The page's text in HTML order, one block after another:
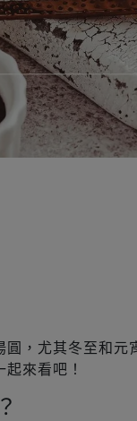
圓，尤其冬至和
來看吧！